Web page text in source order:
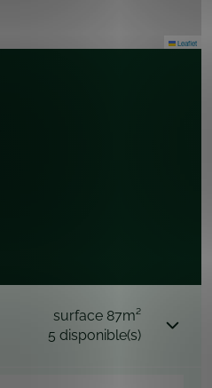
Leaflet
surface 87m²
5 disponible(s)